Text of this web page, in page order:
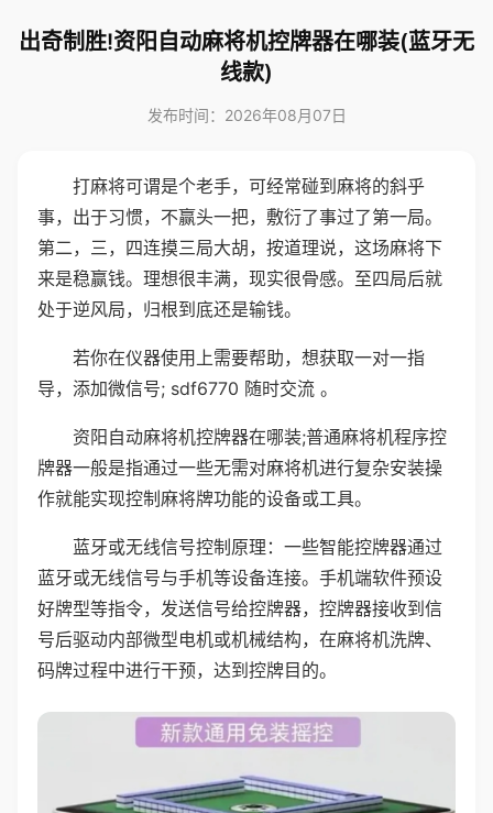
出奇制胜!资阳自动麻将机控牌器在哪装(蓝牙无
线款)
发布时间：2026年08月07日
打麻将可谓是个老手，可经常碰到麻将的斜乎
事，出于习惯，不赢头一把，敷衍了事过了第一局。
第二，三，四连摸三局大胡，按道理说，这场麻将下
来是稳赢钱。理想很丰满，现实很骨感。至四局后就
处于逆风局，归根到底还是输钱。
若你在仪器使用上需要帮助，想获取一对一指
导，添加微信号; sdf6770 随时交流 。
资阳自动麻将机控牌器在哪装;普通麻将机程序控
牌器一般是指通过一些无需对麻将机进行复杂安装操
作就能实现控制麻将牌功能的设备或工具。
蓝牙或无线信号控制原理：一些智能控牌器通过
蓝牙或无线信号与手机等设备连接。手机端软件预设
好牌型等指令，发送信号给控牌器，控牌器接收到信
号后驱动内部微型电机或机械结构，在麻将机洗牌、
码牌过程中进行干预，达到控牌目的。